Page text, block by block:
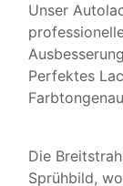
Unser
Perfektes
Die
Sprühbild,